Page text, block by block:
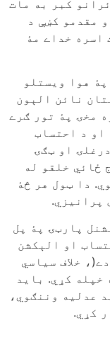
کبر به مات
مقدمو کښې د
اسره خداے مۀ
هوا ویستلو
نائن الېون
مخۍ پۀ تور ګرے
او د احتساب
او ټګۍ
ځائي خلقو له
دا ټول هر څۀ
پرانیزي.
پارټۍ پۀ پل
او الېکشن
خلاف سیاسي
خپله کړي. باید
عدلیه وننګوي،
کړي.